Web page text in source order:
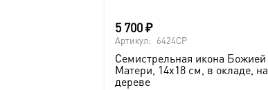
5 700₽
Артикул: 6424CP
Семистрельная икона Божией
Матери, 14х18 см, в окладе, на
дереве